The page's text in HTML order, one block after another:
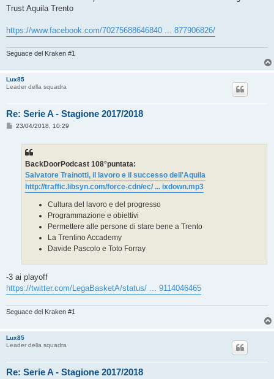
Trust Aquila Trento
https://www.facebook.com/70275688646840 ... 877906826/
Seguace del Kraken #1
Lux85
Leader della squadra
Re: Serie A - Stagione 2017/2018
M23/04/2018, 10:29
BackDoorPodcast 108°puntata:
Salvatore Trainotti, il lavoro e il successo dell'Aquila
http://traffic.libsyn.com/force-cdn/ec/ ... ixdown.mp3
Cultura del lavoro e del progresso
Programmazione e obiettivi
Permettere alle persone di stare bene a Trento
La Trentino Accademy
Davide Pascolo e Toto Forray
-3 ai playoff
https://twitter.com/LegaBasketA/status/ ... 9114046465
Seguace del Kraken #1
Lux85
Leader della squadra
Re: Serie A - Stagione 2017/2018